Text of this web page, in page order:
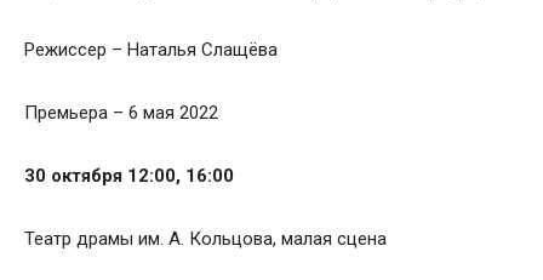
Режиссер – Наталья Слащёва
Премьера – 6 мая 2022
30 октября 12:00, 16:00
Театр драмы им. А. Кольцова, малая сцена